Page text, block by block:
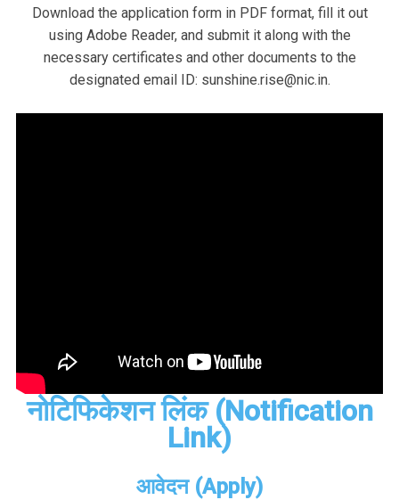
Download the application form in PDF format, fill it out
using Adobe Reader, and submit it along with the
necessary certificates and other documents to the
designated email ID: sunshine.rise@nic.in.
नोटिफिकेशन लिंक (Notification
Link)
आवेदन (Apply)